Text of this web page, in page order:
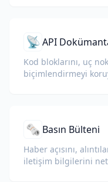
📡 API
Kod bloklarını, uç
biçimlendirmeyi
🗞️ Basın Bülteni
Haber açısını,
iletişim bilgilerini